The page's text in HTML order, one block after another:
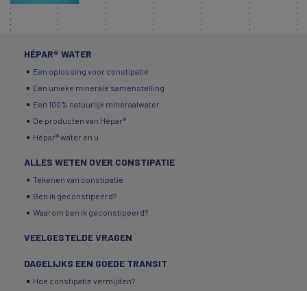
HÉPAR® WATER
Een oplossing voor constipatie
Een unieke minerale samenstelling
Een 100% natuurlijk mineraalwater
De producten van Hépar®
Hépar® water en u
ALLES WETEN OVER CONSTIPATIE
Tekenen van constipatie
Ben ik geconstipeerd?
Waarom ben ik geconstipeerd?
VEELGESTELDE VRAGEN
DAGELIJKS EEN GOEDE TRANSIT
Hoe constipatie vermijden?